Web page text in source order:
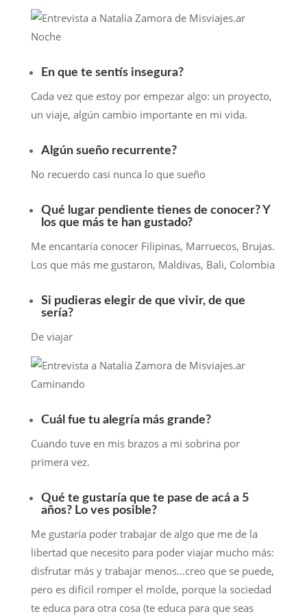
En que te sentís insegura?
Cada vez que estoy por empezar algo: un proyecto,
un viaje, algún cambio importante en mi vida.
Algún sueño recurrente?
No recuerdo casi nunca lo que sueño
Qué lugar pendiente tienes de conocer? Y
los que más te han gustado?
Me encantaría conocer Filipinas, Marruecos, Brujas.
Los que más me gustaron, Maldivas, Bali, Colombia
Si pudieras elegir de que vivir, de que
sería?
De viajar
Cuál fue tu alegría más grande?
Cuando tuve en mis brazos a mi sobrina por
primera vez.
Qué te gustaría que te pase de acá a 5
años? Lo ves posible?
Me gustaría poder trabajar de algo que me de la
libertad que necesito para poder viajar mucho más:
disfrutar más y trabajar menos…creo que se puede,
pero es difícil romper el molde, porque la sociedad
te educa para otra cosa (te educa para que seas